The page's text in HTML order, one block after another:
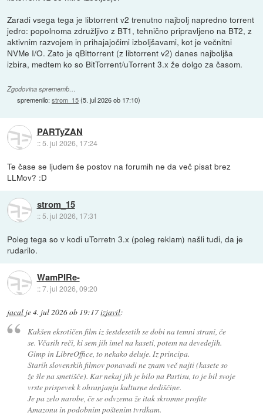
Zaradi vsega tega je libtorrent v2 trenutno najbolj napredno torrent
jedro: popolnoma združljivo z BT1, tehnično pripravljeno na BT2, z
aktivnim razvojem in prihajajočimi izboljšavami, kot je večnitni
NVMe I/O. Zato je qBittorrent (z libtorrent v2) danes najboljša
izbira, medtem ko so BitTorrent/uTorrent 3.x že dolgo za časom.
Zgodovina sprememb…
spremenilo:strom_15(5. jul 2026 ob 17:10)
PARTyZAN
::5. jul 2026, 17:24
Te čase se ljudem še postov na forumih ne da več pisat brez
LLMov? :D
strom_15
:: 5. jul 2026, 17:31
Poleg tega so v kodi uTorretn 3.x (poleg reklam) našli tudi, da je
rudarilo.
WamPIRe-
::7. jul 2026, 09:20
jacal je4. jul 2026 ob 19:17izjavil:
Kakšen eksotičen film iz šestdesetih se dobi na temni strani, če
se. Včasih reči, ki sem jih imel na kaseti, potem na devedejih.
Gimp in LibreOffice, to nekako deluje. Iz principa.
Starih slovenskih filmov ponavadi ne znam več najti (kasete so
že šle na smetišče). Kar nekaj jih je bilo na Partisu, to je bil svoje
vrste prispevek k ohranjanju kulturne dediščine.
Je pa zelo narobe, če se odvzema že itak skromne profite
Amazonu in podobnim poštenim tvrdkam.